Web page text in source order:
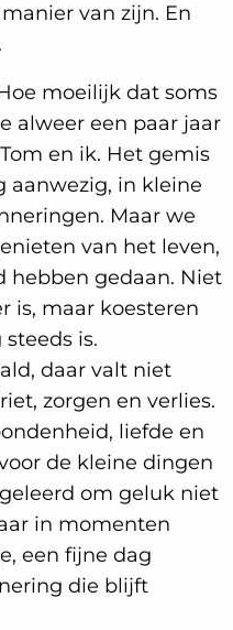
van zijn. En
moeilijk dat soms
alweer een paar jaar
en ik. Het gemis
aanwezig, in kleine
Maar we
van het leven,
hebben gedaan. Niet
is, maar koesteren
is.
daar valt niet
zorgen en verlies.
liefde en
de kleine dingen
om geluk niet
in momenten
een fijne dag
die blijft